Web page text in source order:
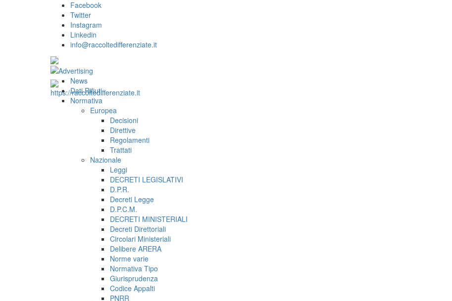
Facebook
Twitter
Instagram
Linkedin
info@raccoltedifferenziate.it
News
Dati Rifiuti
Normativa
Europea
Decisioni
Direttive
Regolamenti
Trattati
Nazionale
Leggi
DECRETI LEGISLATIVI
D.P.R.
Decreti Legge
D.P.C.M.
DECRETI MINISTERIALI
Decreti Direttoriali
Circolari Ministeriali
Delibere ARERA
Norme varie
Normativa Tipo
Giurisprudenza
Codice Appalti
PNRR